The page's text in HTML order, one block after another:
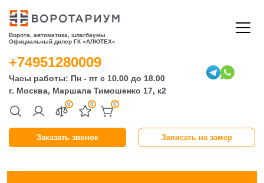
Ворота, автоматика, шлагбаумы
Официальный дилер ГК «АЛЮТЕХ»
Заказать звонок Записать на замер
0 0 0
+74951280009
Часы работы: Пн - пт с 10.00 до 18.00
г. Москва, Маршала Тимошенко 17, к2